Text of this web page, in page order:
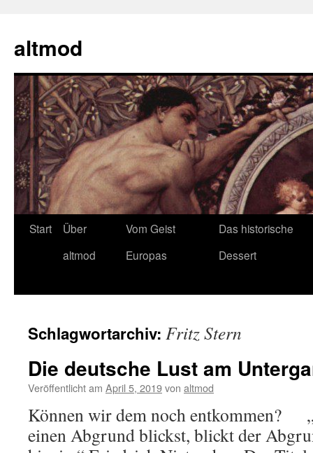
springen
altmod
Start
Über
altmod
Vom Geist
Europas
Das historische
Dessert
Schlagwortarchiv: Fritz Stern
Die deutsche Lust am
Veröffentlicht am April 5, 2019von altmod
Können wir dem noch entkommen?
einen Abgrund blickst, blickt der